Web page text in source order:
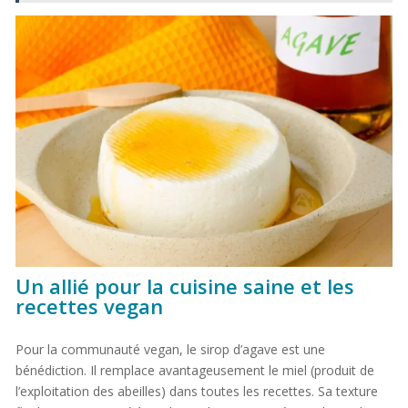
Un allié pour la cuisine saine et les
recettes vegan
Pour la communauté vegan, le sirop d’agave est une
bénédiction. Il remplace avantageusement le miel (produit de
l’exploitation des abeilles) dans toutes les recettes. Sa texture